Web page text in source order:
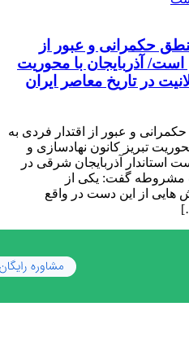
حکمرانی و عبور از
است/ آذربایجان با محوریت
در تاریخ معاصر ایران
و عبور از اقتدار فردی به
تبریز کانون نهادسازی و
استاندار آذربایجان شرقی در
مشروطه گفت: یکی از
هایی از این دست در واقع